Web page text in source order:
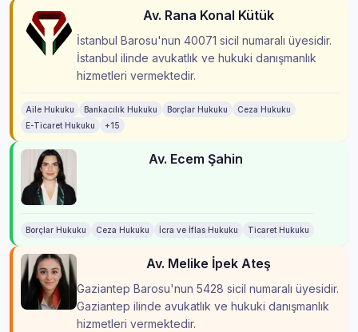
Av. Rana Konal Kütük
İstanbul Barosu'nun 40071 sicil numaralı üyesidir.
İstanbul ilinde avukatlık ve hukuki danışmanlık
hizmetleri vermektedir.
Aile Hukuku Bankacılık Hukuku Borçlar Hukuku
Ceza Hukuku
E-Ticaret Hukuku
+15
Av. Ecem Şahin
Borçlar Hukuku Ceza Hukuku İcra ve İflas Hukuku Ticaret Hukuku
Av. Melike İpek Ateş
Gaziantep Barosu'nun 5428 sicil numaralı üyesidir.
Gaziantep ilinde avukatlık ve hukuki danışmanlık
hizmetleri vermektedir.